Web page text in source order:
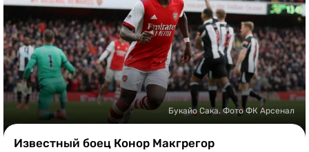
Букмекеры
Казино
Букайо Сака. Фото ФК Арсенал
Известный боец Конор Макгрегор